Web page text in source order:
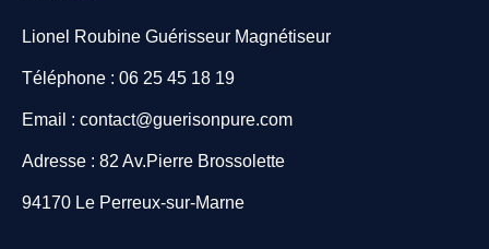
Lionel Roubine Guérisseur Magnétiseur
Téléphone : 06 25 45 18 19
Email : contact@guerisonpure.com
Adresse : 82 Av.Pierre Brossolette
94170 Le Perreux-sur-Marne